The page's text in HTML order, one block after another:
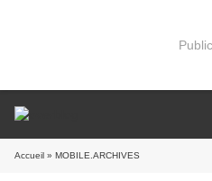
Accueil » MOBILE.ARCHIVES